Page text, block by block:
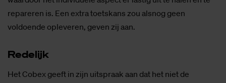
repareren is. Een extra toetskans zou alsnog geen
voldoende opleveren, geven zij aan.
Re­de­lijk
Het Cobex geeft in zijn uitspraak aan dat het niet de